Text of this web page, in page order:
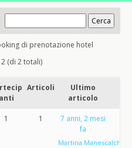
di prenotazione hotel
(di 2 totali)
anti
Articoli
Ultimo
articolo
1 1
7 anni, 2 mesi
fa
Martina Manescalchi